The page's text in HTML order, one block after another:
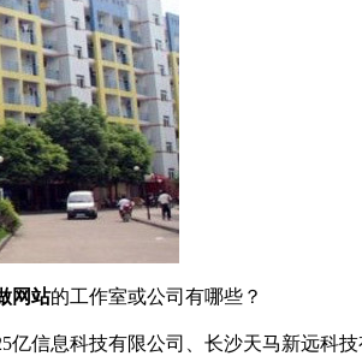
网站的工作室或公司有哪些？
信息科技有限公司、长沙天马新远科